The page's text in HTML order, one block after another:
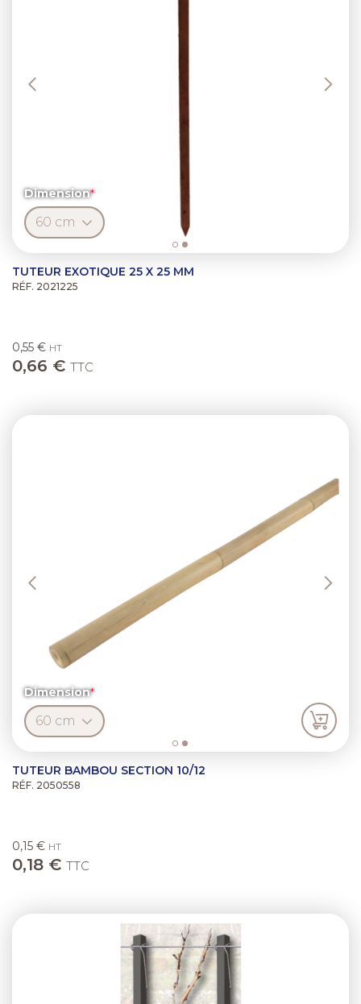
Dimension
TUTEUR EXOTIQUE 25 X 25 MM
RÉF. 2021225
0,55 € HT
0,66 € TTC
Dimension
TUTEUR BAMBOU SECTION 10/12
RÉF. 2050558
0,15 € HT
0,18 € TTC
Previous